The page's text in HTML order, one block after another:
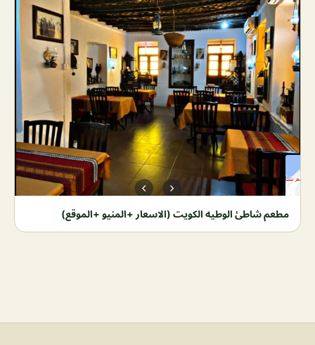
مطعم شاطئ الوطيه الكويت (الاسعار +المنيو +الموقع)